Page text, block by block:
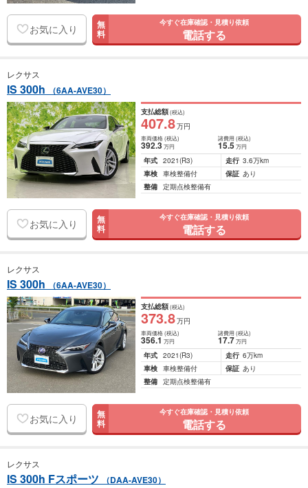
お気に入り 無
料
今すぐ在庫確認・見積り依頼
電話する
レクサス
IS 300h （6AA-AVE30）
支払総額(税込)
407.8万円
車両価格(税込)
392.3万円
諸費用 (税込)
15.5 万円
年式 2021(R3) 走行 3.6万km
車検 車検整備付 保証 あり
整備 定期点検整備有
お気に入り 無
料
今すぐ在庫確認・見積り依頼
電話する
レクサス
IS 300h （6AA-AVE30）
支払総額(税込)
373.8万円
車両価格(税込)
356.1万円
諸費用 (税込)
17.7 万円
年式 2021(R3) 走行 6万km
車検 車検整備付 保証 あり
整備 定期点検整備有
お気に入り 無
料
今すぐ在庫確認・見積り依頼
電話する
レクサス
IS 300h Fスポーツ （DAA-AVE30）